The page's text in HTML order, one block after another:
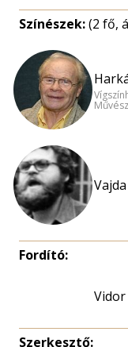
Színészek:(2 fő,
Fordító:
Szerkesztő: